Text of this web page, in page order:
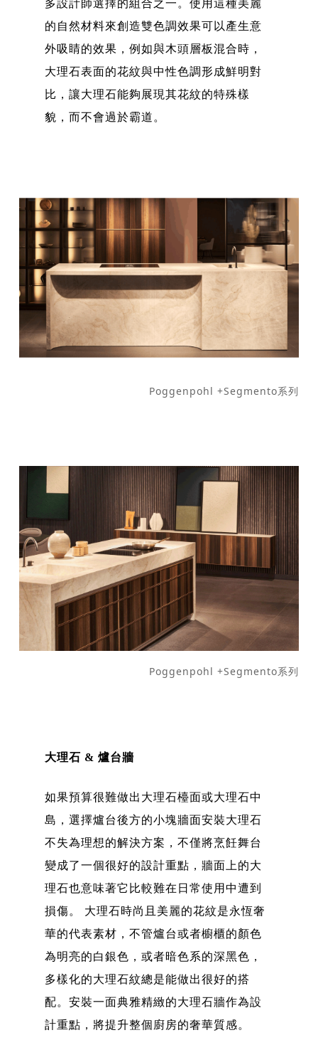
多設計師選擇的組合之一。使用這種美麗
的自然材料來創造雙色調效果可以產生意
外吸睛的效果，例如與木頭層板混合時，
大理石表面的花紋與中性色調形成鮮明對
比，讓大理石能夠展現其花紋的特殊樣
貌，而不會過於霸道。
Poggenpohl +Segmento系列
Poggenpohl +Segmento系列
大理石 & 爐台牆
如果預算很難做出大理石檯面或大理石中
島，選擇爐台後方的小塊牆面安裝大理石
不失為理想的解決方案，不僅將烹飪舞台
變成了一個很好的設計重點，牆面上的大
理石也意味著它比較難在日常使用中遭到
損傷。 大理石時尚且美麗的花紋是永恆奢
華的代表素材，不管爐台或者櫥櫃的顏色
為明亮的白銀色，或者暗色系的深黑色，
多樣化的大理石紋總是能做出很好的搭
配。安裝一面典雅精緻的大理石牆作為設
計重點，將提升整個廚房的奢華質感。